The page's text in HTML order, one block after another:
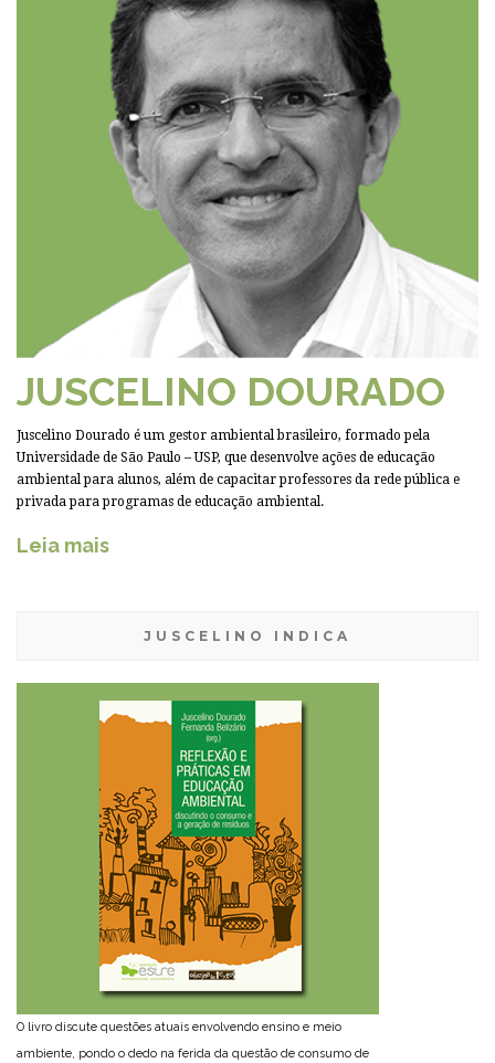
JUSCELINO DOURADO
Juscelino Dourado é um gestor ambiental brasileiro, formado pela
Universidade de São Paulo – USP, que desenvolve ações de educação
ambiental para alunos, além de capacitar professores da rede pública e
privada para programas de educação ambiental.
Leia mais
JUSCELINO INDICA
O livro discute questões atuais envolvendo ensino e meio
ambiente, pondo o dedo na ferida da questão de consumo de